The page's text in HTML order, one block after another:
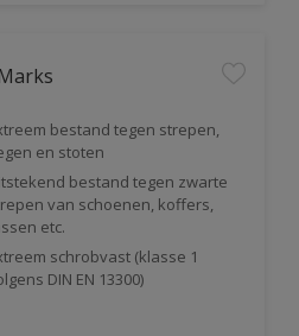
bestand tegen strepen,
en stoten
bestand tegen zwarte
van schoenen, koffers,
etc.
schrobvast (klasse 1
DIN EN 13300)